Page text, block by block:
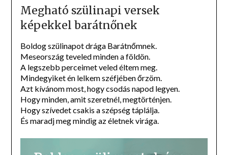
Megható szülinapi versek
képekkel barátnőnek
Boldog szülinapot drága Barátnőmnek.
Meseország teveled minden a földön.
A legszebb perceimet veled éltem meg.
Mindegyiket én lelkem széfjében őrzöm.
Azt kívánom most, hogy csodás napod legyen.
Hogy minden, amit szeretnél, megtörténjen.
Hogy szívedet csakis a szépség táplálja.
És maradj meg mindig az életnek virága.